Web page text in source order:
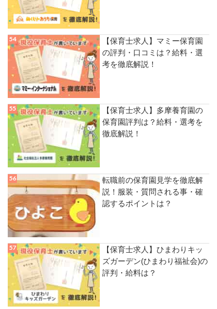
【保育士求人】マミー保育園
の評判・口コミは？給料・選
考を徹底解説！
【保育士求人】多摩養育園の
保育園評判は？給料・選考を
徹底解説！
転職前の保育園見学を徹底解
説！服装・質問される事・確
認するポイントは？
【保育士求人】ひまわりキッ
ズガーデン(ひまわり福祉会)の
評判・給料は？